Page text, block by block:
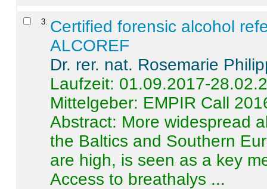
3 Certified forensic alcohol
ALCOREF
Dr. rer. nat. Rosemarie
Laufzeit: 01.09.2017-
Mittelgeber: EMPIR Call
Abstract: More widespread
the Baltics and Southern
are high, is seen as a key
Access to breathalys ...